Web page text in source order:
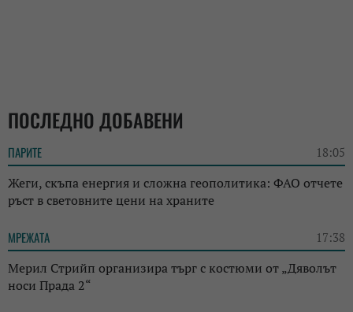
ПОСЛЕДНО ДОБАВЕНИ
ПАРИТЕ 18:05
Жеги, скъпа енергия и сложна геополитика: ФАО отчете
ръст в световните цени на храните
МРЕЖАТА 17:38
Мерил Стрийп организира търг с костюми от „Дяволът
носи Прада 2“